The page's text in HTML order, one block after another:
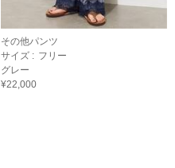
その他パンツ
サイズ : フリー
グレー
¥22,000